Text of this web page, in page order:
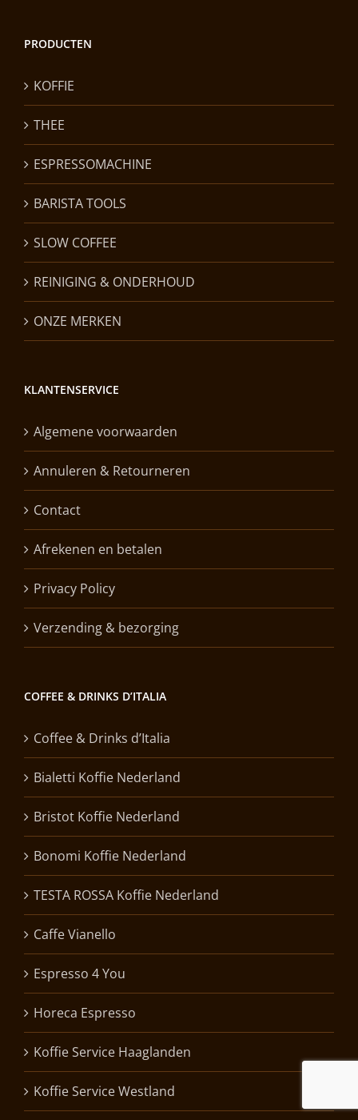
PRODUCTEN
KOFFIE
THEE
ESPRESSOMACHINE
BARISTA TOOLS
SLOW COFFEE
REINIGING & ONDERHOUD
ONZE MERKEN
KLANTENSERVICE
Algemene voorwaarden
Annuleren & Retourneren
Contact
Afrekenen en betalen
Privacy Policy
Verzending & bezorging
COFFEE & DRINKS D’ITALIA
Coffee & Drinks d’Italia
Bialetti Koffie Nederland
Bristot Koffie Nederland
Bonomi Koffie Nederland
TESTA ROSSA Koffie Nederland
Caffe Vianello
Espresso 4 You
Horeca Espresso
Koffie Service Haaglanden
Koffie Service Westland